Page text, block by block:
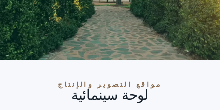
مواقع التصوير والإنتاج
لوحة سينمائية